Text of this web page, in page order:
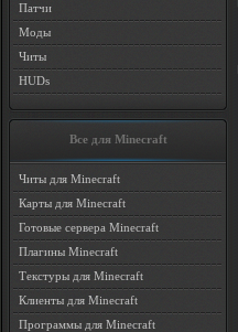
Патчи
Моды
Читы
HUDs
Все для Minecraft
Читы для Minecraft
Карты для Minecraft
Готовые сервера Minecraft
Плагины Minecraft
Текстуры для Minecraft
Клиенты для Minecraft
Программы для Minecraft